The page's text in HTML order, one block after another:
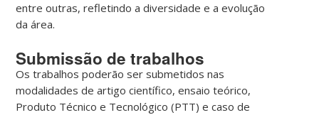
entre outras, refletindo a diversidade e a evolução
da área.
Submissão de trabalhos
Os trabalhos poderão ser submetidos nas
modalidades de artigo científico, ensaio teórico,
Produto Técnico e Tecnológico (PTT) e caso de